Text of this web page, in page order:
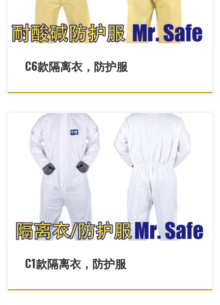
C6款隔离衣，防护服
防疫防护服，一次性防疫服，一次性防护服猪瘟疫防护服，养殖业
防护服，畜牧业防护服，加大防护服，加肥防护服，透气膜防护
服，透气膜连体服，透气膜防疫服
C1款隔离衣，防护服